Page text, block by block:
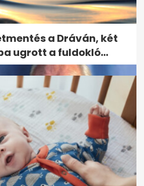
a végső búcsú Keleti
a Dráván, két
ugrott a fuldokló...